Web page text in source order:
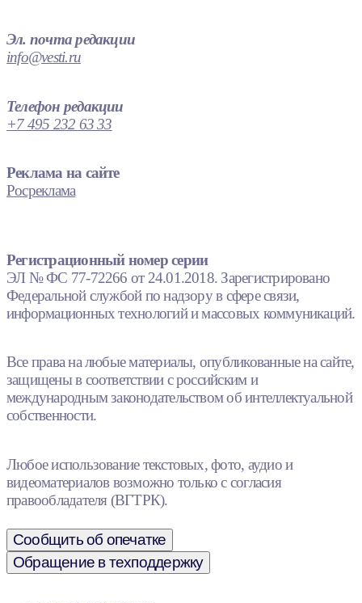
Эл. почта редакции
info@vesti.ru
Телефон редакции
+7 495 232 63 33
Реклама на сайте
Росреклама
Регистрационный номер серии
ЭЛ № ФС 77-72266 от 24.01.2018. Зарегистрировано
Федеральной службой по надзору в сфере связи,
информационных технологий и массовых коммуникаций.
Все права на любые материалы, опубликованные на сайте,
защищены в соответствии с российским и
международным законодательством об интеллектуальной
собственности.
Любое использование текстовых, фото, аудио и
видеоматериалов возможно только с согласия
правообладателя (ВГТРК).
Сообщить об опечатке
Обращение в техподдержку